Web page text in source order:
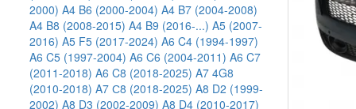
2000) A4 B6 (2000-2004) A4 B7 (2004-2008)
A4 B8 (2008-2015) A4 B9 (2016-...) A5 (2007-
2016) A5 F5 (2017-2024) A6 C4 (1994-1997)
A6 C5 (1997-2004) A6 C6 (2004-2011) A6 C7
(2011-2018) A6 C8 (2018-2025) A7 4G8
(2010-2018) A7 С8 (2018-2025) A8 D2 (1999-
2002) A8 D3 (2002-2009) A8 D4 (2010-2017)